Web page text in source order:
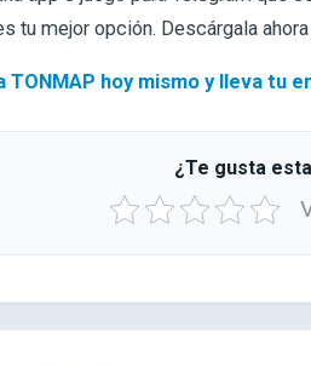
tu mejor opción. Descárgala
TONMAP hoy mismo y lleva tu
¿Te gusta